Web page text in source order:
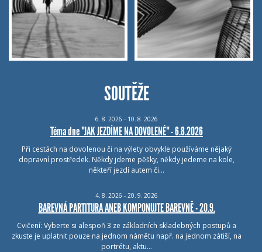
SOUTĚŽE
6. 8. 2026 - 10. 8. 2026
Téma dne "JAK JEZDÍME NA DOVOLENÉ" - 6.8.2026
Při cestách na dovolenou či na výlety obvykle používáme nějaký
dopravní prostředek. Někdy jdeme pěšky, někdy jedeme na kole,
někteří jezdí autem či…
4. 8. 2026 - 20. 9. 2026
BAREVNÁ PARTITURA ANEB KOMPONUJTE BAREVNĚ - 20.9.
Cvičení: Vyberte si alespoň 3 ze základních skladebných postupů a
zkuste je uplatnit pouze na jednom námětu např. na jednom zátiší, na
portrétu, aktu…